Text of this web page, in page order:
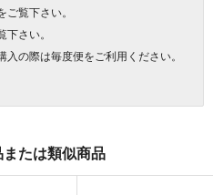
ご覧下さい。
下さい。
の際は毎度便をご利用ください。
たは類似商品